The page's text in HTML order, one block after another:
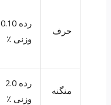
حرف
رده 0.10
وزنی ٪
منگنه
رده 2.0
وزنی ٪